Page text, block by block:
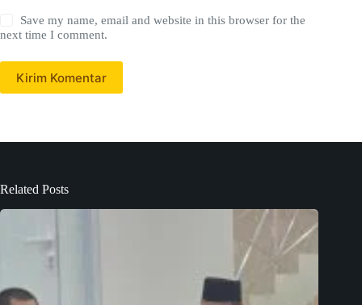
Save my name, email and website in this browser for the
next time I comment.
Kirim Komentar
Related Posts